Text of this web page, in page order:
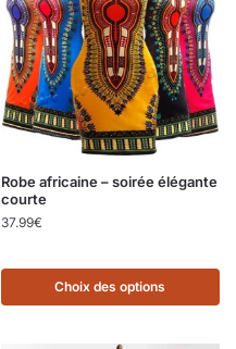
Robe africaine – soirée élégante
courte
37.99€
Choix des options